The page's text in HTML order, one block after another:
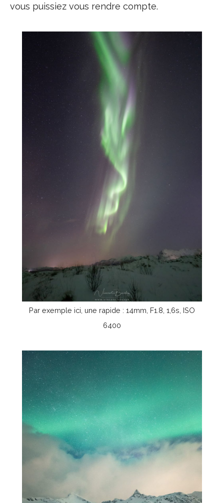
vous puissiez vous rendre compte.
Par exemple ici, une rapide : 14mm, F1.8, 1,6s, ISO
6400